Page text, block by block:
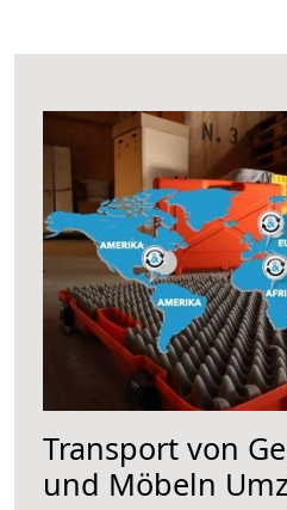
Transport von
und Möbeln